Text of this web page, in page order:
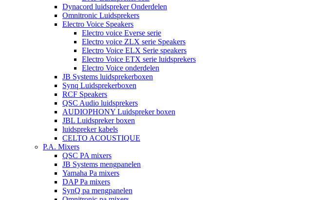
Dynacord luidspreker Onderdelen
Omnitronic Luidsprekers
Electro Voice Speakers
Electro voice Everse serie
Electro voice ZLX serie Speakers
Electro Voice ELX Serie speakers
Electro Voice ETX serie luidsprekers
Electro Voice onderdelen
JB Systems luidsprekerboxen
Synq Luidsprekerboxen
RCF Speakers
QSC Audio luidsprekers
AUDIOPHONY Luidspreker boxen
JBL Luidspreker boxen
luidspreker kabels
CELTO ACOUSTIQUE
P.A. Mixers
QSC PA mixers
JB Systems mengpanelen
Yamaha Pa mixers
DAP Pa mixers
SynQ pa mengpanelen